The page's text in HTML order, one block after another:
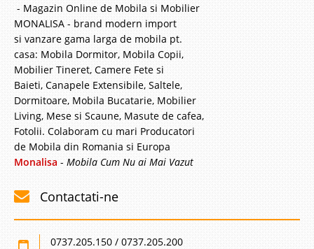
- Magazin Online de Mobila si Mobilier
MONALISA - brand modern import
si vanzare gama larga de mobila pt.
casa: Mobila Dormitor, Mobila Copii,
Mobilier Tineret, Camere Fete si
Baieti, Canapele Extensibile, Saltele,
Dormitoare, Mobila Bucatarie, Mobilier
Living, Mese si Scaune, Masute de cafea,
Fotolii. Colaboram cu mari Producatori
de Mobila din Romania si Europa
Monalisa - Mobila Cum Nu ai Mai Vazut
Contactati-ne
0737.205.150 / 0737.205.200